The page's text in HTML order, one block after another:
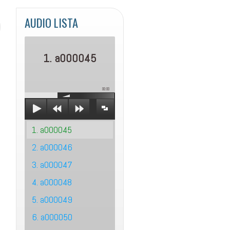
AUDIO LISTA
1. a000045
00:00
1. a000045
2. a000046
3. a000047
4. a000048
5. a000049
6. a000050